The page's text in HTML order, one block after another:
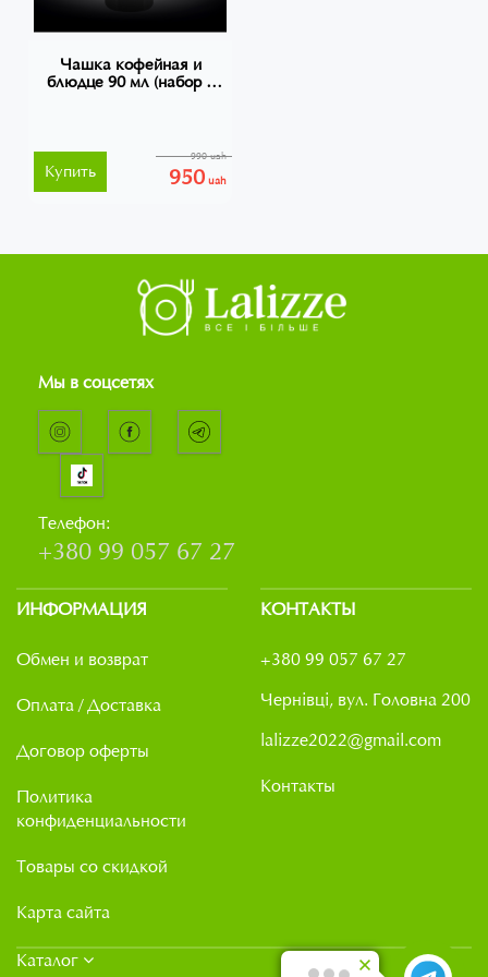
Чашка кофейная и
блюдце 90 мл (набор 6
950 uah
990 uah
Купить
Мы в соцсетях
Телефон:
+380 99 057 67 27
ИНФОРМАЦИЯ
Обмен и возврат
Оплата / Доставка
Договор оферты
Политика
конфиденциальности
Товары со скидкой
Карта сайта
КОНТАКТЫ
+380 99 057 67 27
Чернівці, вул. Головна 200
lalizze2022@gmail.com
Контакты
Каталог